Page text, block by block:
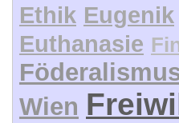
Ethik Eugenik
Euthanasie
Wien